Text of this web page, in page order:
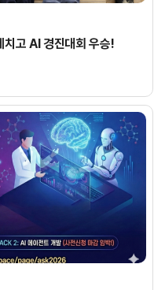
고 AI 경진대회 우승!